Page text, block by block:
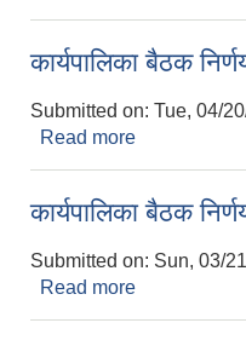
कार्यपालिका बैठक
Submitted on: Tue, 04/
Read more
कार्यपालिका बैठक
Submitted on: Sun, 03/
Read more